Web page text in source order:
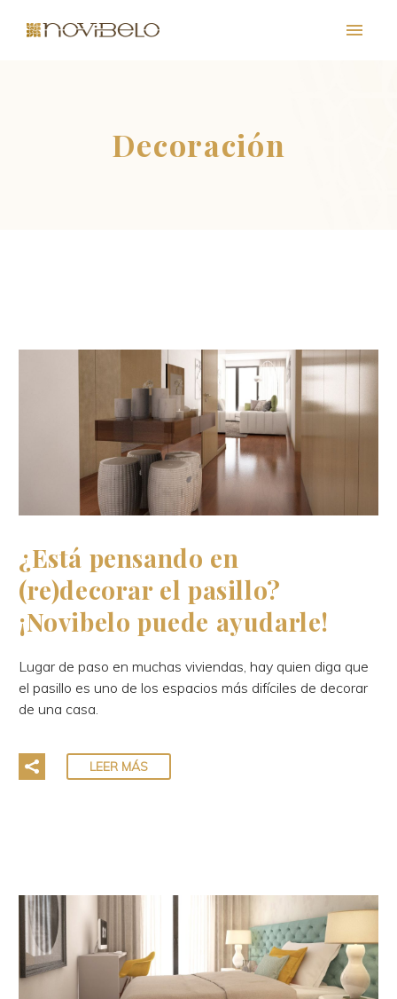
Decoración
¿Está pensando en
(re)decorar el pasillo?
¡Novibelo puede ayudarle!
Lugar de paso en muchas viviendas, hay quien diga que
el pasillo es uno de los espacios más difíciles de decorar
de una casa.
LEER MÁS